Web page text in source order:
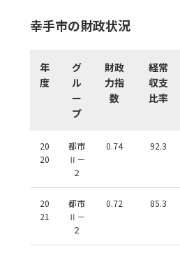
幸手市の財政状況
年
度
グ
ル
ー
プ
財政
力指
数
経常
収支
比率
20
20
都市
Ⅱ－
２
0.74 92.3
20
21
都市
Ⅱ－
２
0.72 85.3